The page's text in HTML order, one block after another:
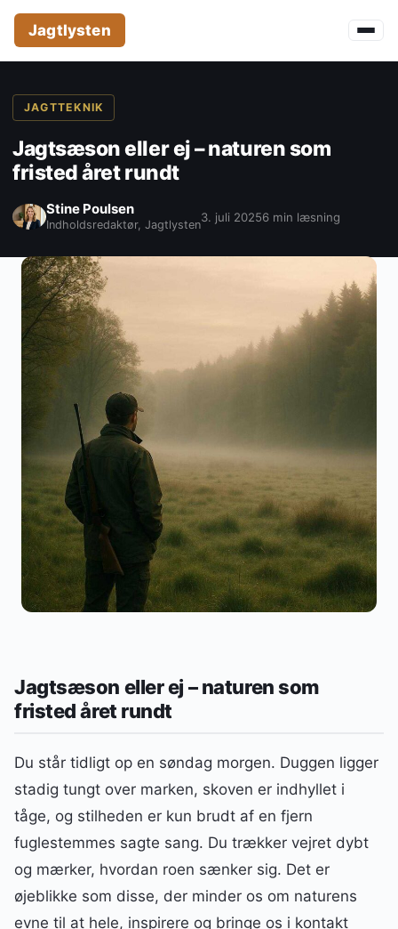
Jagtlysten
JAGTTEKNIK
Jagtsæson eller ej – naturen som
fristed året rundt
Stine Poulsen
Indholdsredaktør, Jagtlysten
3. juli 20256 min læsning
Jagtsæson eller ej – naturen som
fristed året rundt
Du står tidligt op en søndag morgen. Duggen ligger
stadig tungt over marken, skoven er indhyllet i
tåge, og stilheden er kun brudt af en fjern
fuglestemmes sagte sang. Du trækker vejret dybt
og mærker, hvordan roen sænker sig. Det er
øjeblikke som disse, der minder os om naturens
evne til at hele, inspirere og bringe os i kontakt